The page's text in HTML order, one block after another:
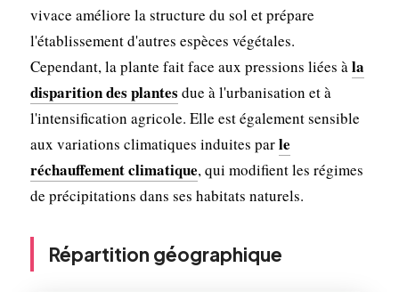
vivace améliore la structure du sol et prépare
l'établissement d'autres espèces végétales.
Cependant, la plante fait face aux pressions liées àla
disparition des plantes due à l'urbanisation et à
l'intensification agricole. Elle est également sensible
aux variations climatiques induites parle
réchauffement climatique, qui modifient les régimes
de précipitations dans ses habitats naturels.
Répartition géographique